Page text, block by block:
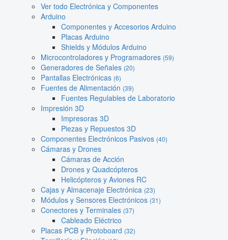
Ver todo Electrónica y Componentes
Arduino
Componentes y Accesorios Arduino
Placas Arduino
Shields y Módulos Arduino
Microcontroladores y Programadores (59)
Generadores de Señales (20)
Pantallas Electrónicas (6)
Fuentes de Alimentación (39)
Fuentes Regulables de Laboratorio
Impresión 3D
Impresoras 3D
Piezas y Repuestos 3D
Componentes Electrónicos Pasivos (40)
Cámaras y Drones
Cámaras de Acción
Drones y Quadcópteros
Helicópteros y Aviones RC
Cajas y Almacenaje Electrónica (23)
Módulos y Sensores Electrónicos (31)
Conectores y Terminales (37)
Cableado Eléctrico
Placas PCB y Protoboard (32)